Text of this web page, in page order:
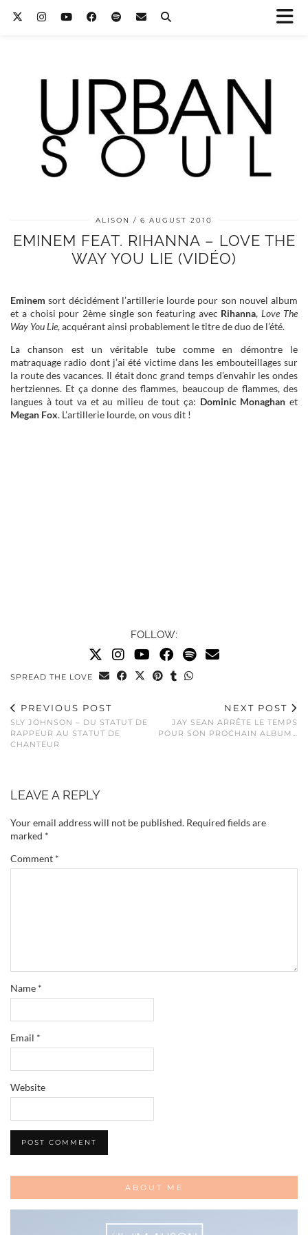
ALISON 6 AUGUST 2010
EMINEM FEAT. RIHANNA – LOVE THE
WAY YOU LIE (VIDÉO)
Eminem sort décidément l’artillerie lourde pour son nouvel album
et a choisi pour 2ème single son featuring avec Rihanna,Love The
Way You Lie, acquérant ainsi probablement le titre de duo de l’été.
La chanson est un véritable tube comme en démontre le
matraquage radio dont j’ai été victime dans les embouteillages sur
la route des vacances. Il était donc grand temps d’envahir les ondes
hertziennes. Et ça donne des flammes, beaucoup de flammes, des
langues à tout va et au milieu de tout ça: Dominic Monaghan et
Megan Fox. L’artillerie lourde, on vous dit !
FOLLOW:
SPREAD THE LOVE
PREVIOUS POST
SLY JOHNSON – DU STATUT DE
RAPPEUR AU STATUT DE
CHANTEUR
NEXT POST
JAY SEAN ARRÊTE LE TEMPS
POUR SON PROCHAIN ALBUM…
LEAVE A REPLY
Your email address will not be published. Required fields are
marked *
Comment *
Name *
Email *
Website
ABOUT ME